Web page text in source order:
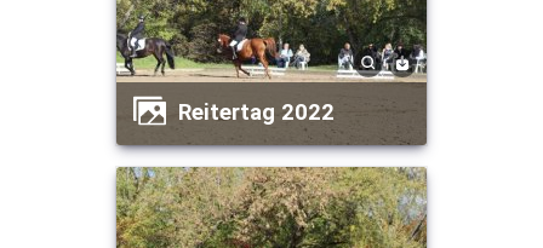
Reitertag 2022